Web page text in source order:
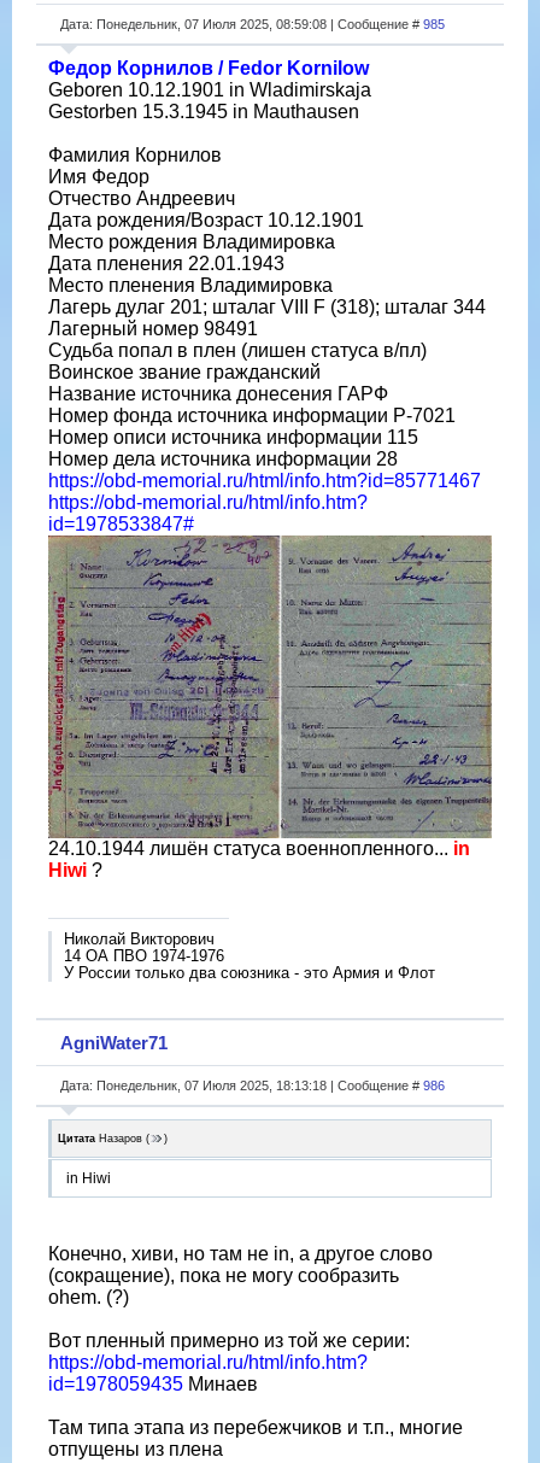
Дата: Понедельник, 07 Июля 2025, 08:59:08 | Сообщение # 985
Федор Корнилов / Fedor Kornilow
Geboren 10.12.1901 in Wladimirskaja
Gestorben 15.3.1945 in Mauthausen
Фамилия Корнилов
Имя Федор
Отчество Андреевич
Дата рождения/Возраст 10.12.1901
Место рождения Владимировка
Дата пленения 22.01.1943
Место пленения Владимировка
Лагерь дулаг 201; шталаг VIII F (318); шталаг 344
Лагерный номер 98491
Судьба попал в плен (лишен статуса в/пл)
Воинское звание гражданский
Название источника донесения ГАРФ
Номер фонда источника информации Р-7021
Номер описи источника информации 115
Номер дела источника информации 28
https://obd-memorial.ru/html/info.htm?id=85771467
https://obd-memorial.ru/html/info.htm?
id=1978533847#
24.10.1944 лишён статуса военнопленного... in
Hiwi ?
Николай Викторович
14 ОА ПВО 1974-1976
У России только два союзника - это Армия и Флот
AgniWater71
Дата: Понедельник, 07 Июля 2025, 18:13:18 | Сообщение # 986
Цитата Назаров ( )
in Hiwi
Конечно, хиви, но там не in, а другое слово
(сокращение), пока не могу сообразить
ohem. (?)
Вот пленный примерно из той же серии:
https://obd-memorial.ru/html/info.htm?
id=1978059435 Минаев
Там типа этапа из перебежчиков и т.п., многие
отпущены из плена